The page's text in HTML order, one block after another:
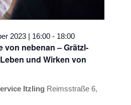
von nebenan – Grätzl-
und Wirken von
2023 | 16:00 - 18:00
Itzling Reimsstraße 6,